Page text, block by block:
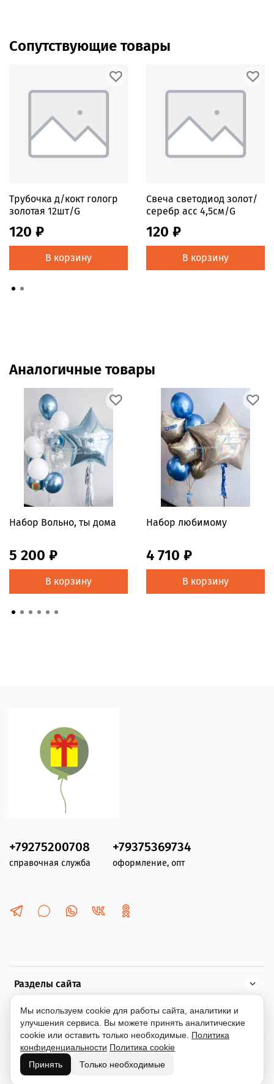
Сопутствующие товары
Трубочка д/кокт гологр
золотая 12шт/G
120 ₽
В корзину
Свеча светодиод золот/
серебр асс 4,5см/G
120 ₽
В корзину
Аналогичные товары
Набор Вольно, ты дома
5 200 ₽
В корзину
Набор любимому
4 710 ₽
В корзину
Разделы сайта
Помощь
Информация
+79275200708
справочная служба
+79375369734
оформление, опт
Мы используем cookie для работы сайта, аналитики и
улучшения сервиса. Вы можете принять аналитические
cookie или оставить только необходимые. Политика
конфиденциальности Политика cookie
Принять
Только необходимые